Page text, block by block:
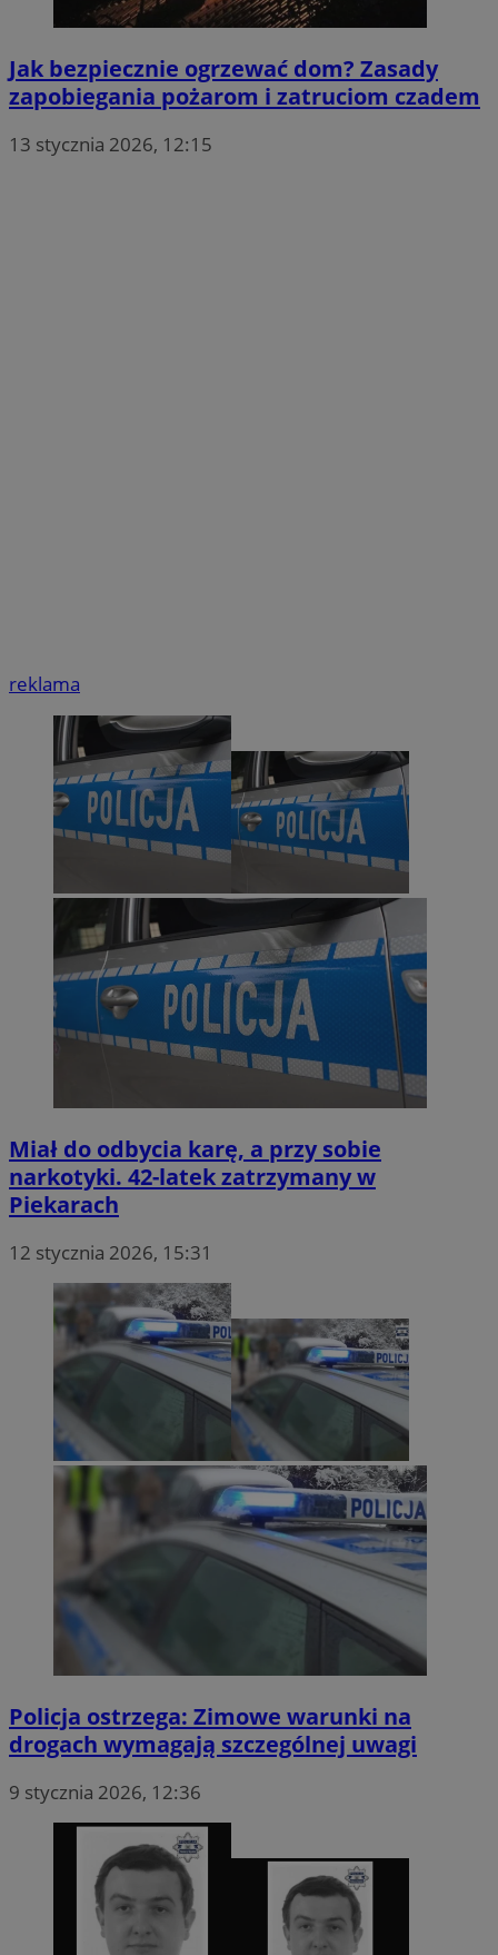
Jak bezpiecznie ogrzewać dom? Zasady
zapobiegania pożarom i zatruciom czadem
13 stycznia 2026, 12:15
reklama
Miał do odbycia karę, a przy sobie
narkotyki. 42-latek zatrzymany w
Piekarach
12 stycznia 2026, 15:31
Policja ostrzega: Zimowe warunki na
drogach wymagają szczególnej uwagi
9 stycznia 2026, 12:36